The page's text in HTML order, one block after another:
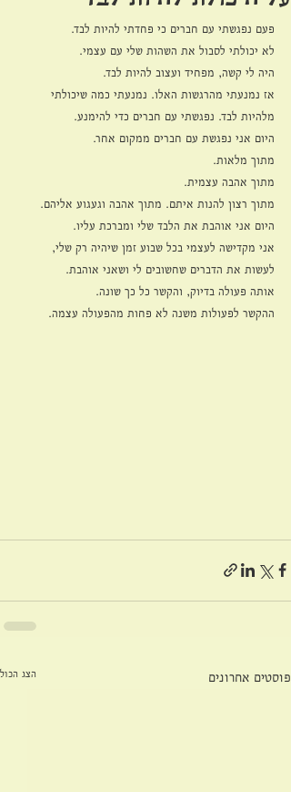
פעם נפגשתי עם חברים כי פחדתי להיות לבד.
לא יכולתי לסבול את השהות שלי עם עצמי.
היה לי קשה, מפחיד ועצוב להיות לבד.
אז נמנעתי מהרגשות האלו. נמנעתי כמה שיכולתי
מלהיות לבד. נפגשתי עם חברים כדי להימנע.
היום אני נפגשת עם חברים ממקום אחר.
מתוך מלאות.
מתוך אהבה עצמית.
מתוך רצון להנות איתם. מתוך אהבה וגעגוע אליהם.
היום אני אוהבת את הלבד שלי ומברכת עליו.
אני מקדישה לעצמי בכל שבוע זמן שיהיה רק שלי,
לעשות את הדברים שחשובים לי ושאני אוהבת.
אותה פעולה בדיוק, והקשר כל כך שונה.
ההקשר לפעולות משנה לא פחות מהפעולה עצמה.
פוסטים אחרונים הצג הכול